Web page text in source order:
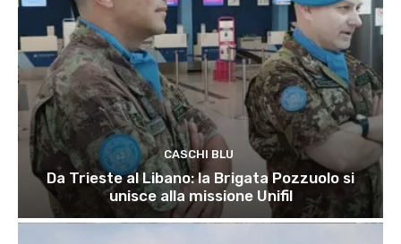
CASCHI BLU
Da Trieste al Libano: la Brigata Pozzuolo si
unisce alla missione Unifil